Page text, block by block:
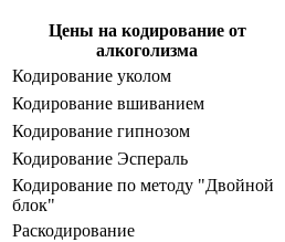
Цены на кодирование от
алкоголизма
Кодирование уколом
Кодирование вшиванием
Кодирование гипнозом
Кодирование Эспераль
Кодирование по методу "Двойной
блок"
Раскодирование